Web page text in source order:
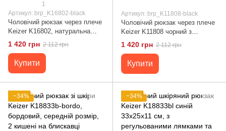
1
Артикул: brp_K16802-black
Чоловічий рюкзак через плече
Keizer K16802, натуральна
шкіра, чорний, 32x17x6.5 см
1 420 грн 2 112 грн
Купити
Артикул: brp_K11808-black
Чоловічий рюкзак через плече
Keizer K11808 чорний з
натуральної шкіри, 30x18x9 см,
4 кишені
1 420 грн 2 112 грн
Купити
−34% −34%